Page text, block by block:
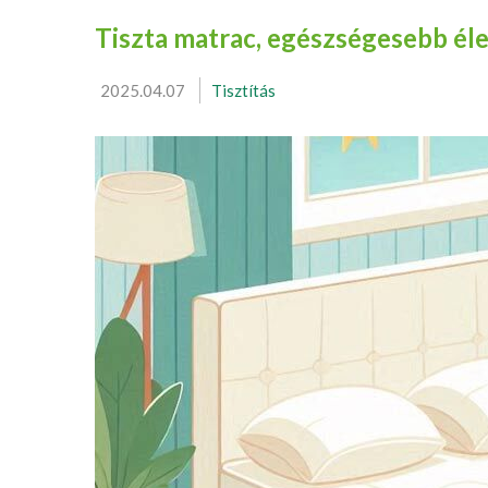
Tiszta matrac, egészségesebb
2025.04.07 Tisztítás